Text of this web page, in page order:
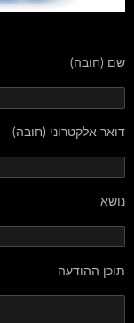
שם (חובה)
דואר אלקטרוני (חובה)
נושא
תוכן ההודעה